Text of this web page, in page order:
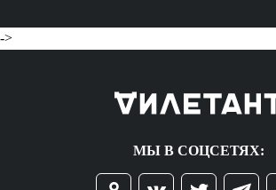
->
МЫ В СОЦСЕТЯХ: